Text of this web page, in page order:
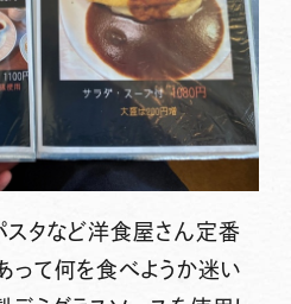
スタなど洋食屋さん定番
って何を食べようか迷い